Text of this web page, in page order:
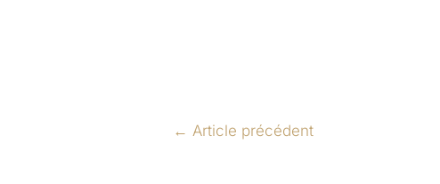
← Article précédent